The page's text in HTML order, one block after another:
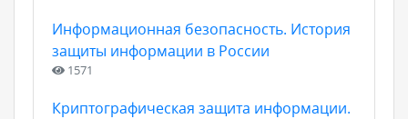
Информационная безопасность. История
защиты информации в России
1571
Криптографическая защита информации.